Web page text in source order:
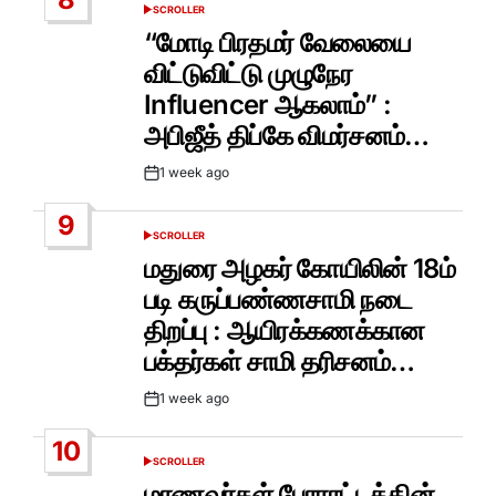
POSTED
IN
SCROLLER
“மோடி பிரதமர் வேலையை
விட்டுவிட்டு முழுநேர
Influencer ஆகலாம்” :
அபிஜீத் திப்கே விமர்சனம்…
Post1 week ago
9
POSTED
SCROLLER
மதுரை அழகர் கோயிலின் 18ம்
படி கருப்பண்ணசாமி நடை
திறப்பு : ஆயிரக்கணக்கான
பக்தர்கள் சாமி தரிசனம்…
Post1 week ago
10
POSTED
SCROLLER